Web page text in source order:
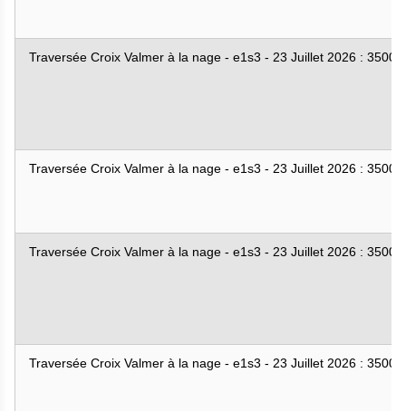
Traversée Croix Valmer à la nage - e1s3 - 23 Juillet 2026 : 3500m
Traversée Croix Valmer à la nage - e1s3 - 23 Juillet 2026 : 3500m
Traversée Croix Valmer à la nage - e1s3 - 23 Juillet 2026 : 3500m
Traversée Croix Valmer à la nage - e1s3 - 23 Juillet 2026 : 3500m